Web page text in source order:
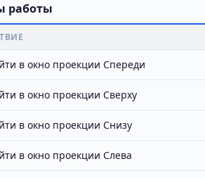
работы
в окно проекции Спереди
в окно проекции Сверху
в окно проекции Снизу
в окно проекции Слева